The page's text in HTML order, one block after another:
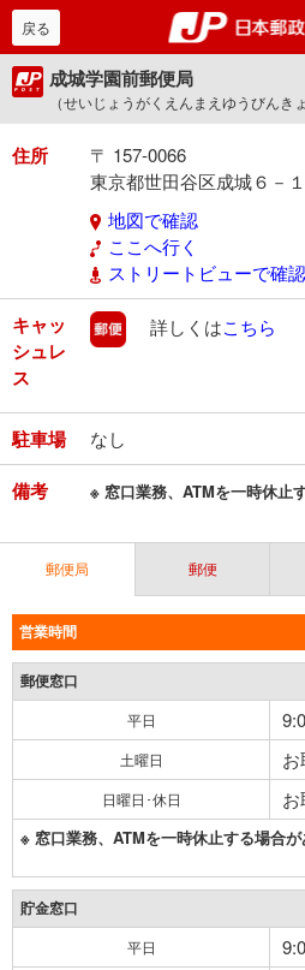
戻る
成城学園前郵便局
（せいじょうがくえんまえゆうびんき
住所
〒 157-0066
東京都世田谷区成城６－
地図で確認
ここへ行く
ストリートビューで確認
キャッ
シュレ
ス
郵便
詳しくはこちら
駐車場 なし
備考 ※ 窓口業務、ATMを一時休止
郵便局 郵便
営業時間
郵便窓口
平日
土曜日
日曜日･休日
※ 窓口業務、ATMを一時休止する場合が
貯金窓口
平日